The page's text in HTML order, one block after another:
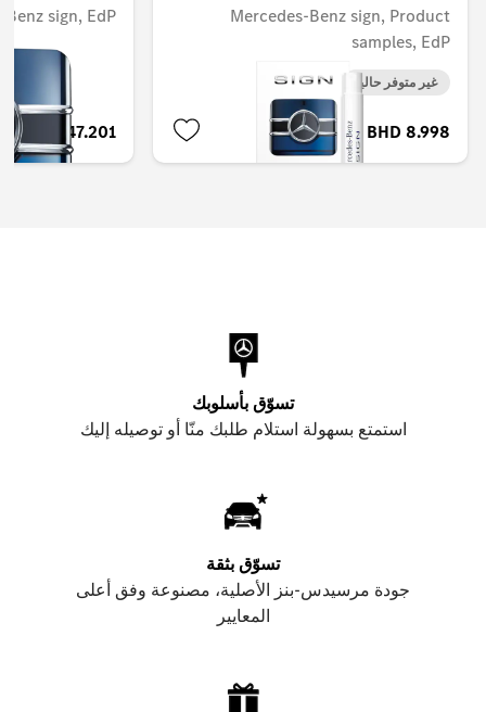
Mercedes-Benz sign, Product
samples, EdP
غير متوفر حاليا
BHD 8.998
sign, EdP
BHD 47.201
تسوّق بأسلوبك
استمتع بسهولة استلام طلبك منّا أو توصيله إليك
تسوّق بثقة
جودة مرسيدس-بنز الأصلية، مصنوعة وفق أعلى
المعايير